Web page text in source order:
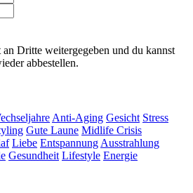
Dritte weitergegeben und du kannst
abbestellen.
Anti-Aging Gesicht Stress
Gute Laune Midlife Crisis
Liebe Entspannung Ausstrahlung
Gesundheit Lifestyle Energie